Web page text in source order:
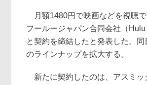
月額1480円で映画などを視聴
フールージャパン合同会社（
と契約を締結したと発表した。
のラインナップを拡大する。
新たに契約したのは、アスミッ